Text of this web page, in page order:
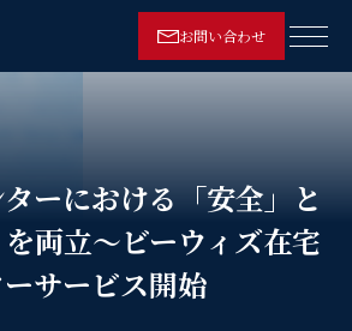
お問い合わせ
メニ
ーにおける「安全」と
を両立～ビーウィズ在宅
サービス開始